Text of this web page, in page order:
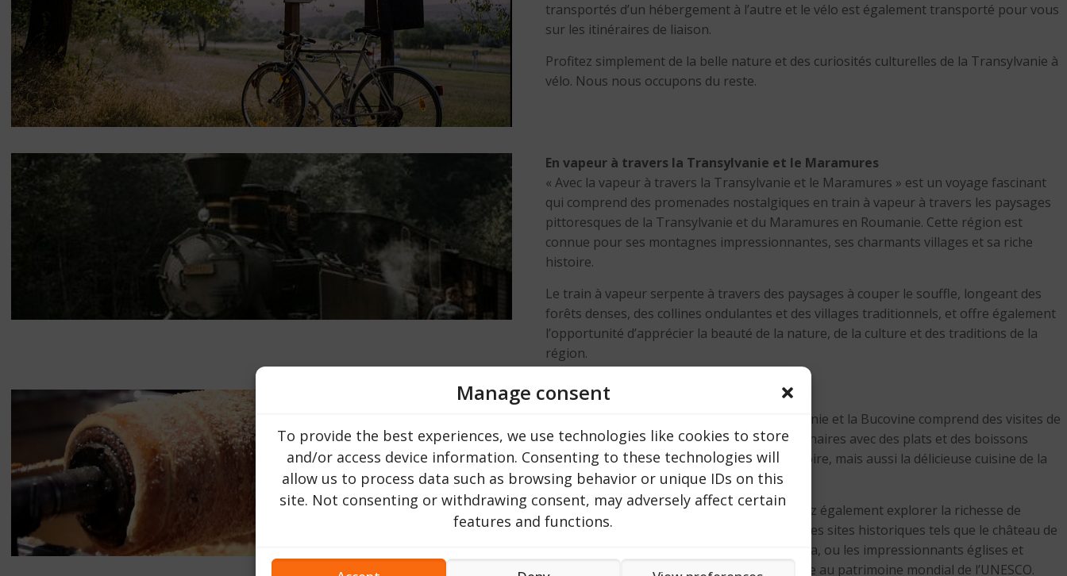
Manage consent
To provide the best experiences, we use technologies like cookies to store
and/or access device information. Consenting to these technologies will
allow us to process data such as browsing behavior or unique IDs on this
site. Not consenting or withdrawing consent, may adversely affect certain
features and functions.
transportés d’un hébergement à l’autre et le vélo est également transporté pour vous
sur les itinéraires de liaison.
Profitez simplement de la belle nature et des curiosités culturelles de la Transylvanie à
vélo. Nous nous occupons du reste.
En vapeur à travers la Transylvanie et le Maramures
« Avec la vapeur à travers la Transylvanie et le Maramures » est un voyage fascinant
qui comprend des promenades nostalgiques en train à vapeur à travers les paysages
pittoresques de la Transylvanie et du Maramures en Roumanie. Cette région est
connue pour ses montagnes impressionnantes, ses charmants villages et sa riche
histoire.
Le train à vapeur serpente à travers des paysages à couper le souffle, longeant des
forêts denses, des collines ondulantes et des villages traditionnels, et offre également
l’opportunité d’apprécier la beauté de la nature, de la culture et des traditions de la
région.
Visite culturelle culinaire
Le voyage aller-retour à travers la Transylvanie et la Bucovine comprend des visites de
monuments culturels et des expériences culinaires avec des plats et des boissons
locaux. Nous vous invitons à découvrir l’histoire, mais aussi la délicieuse cuisine de la
Roumanie.
Outre les expériences culinaires, vous pouvez également explorer la richesse de
l’histoire et de la culture roumaines. Visitez des sites historiques tels que le château de
Bran, souvent associé à la légende de Dracula, ou les impressionnants églises et
monastères de la région de Bucovine, inscrite au patrimoine mondial de l’UNESCO.